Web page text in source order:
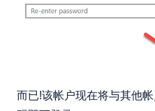
而已!该帐户现在将与其他